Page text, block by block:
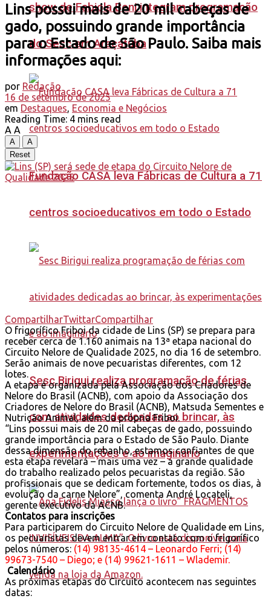
show de Fabiola Beni integram programação
do Sesc em Araçatuba
Fundação CASA leva Fábricas de Cultura a 71
centros socioeducativos em todo o Estado
Sesc Birigui realiza programação de férias
com atividades dedicadas ao brincar, às
experimentações e ao imaginário
Lins possui mais de 20 mil cabeças de
gado, possuindo grande importância
para o Estado de São Paulo. Saiba mais
informações aqui:
por Redação
16 de setembro de 2025
em Destaques, Economia e Negócios
Reading Time: 4 mins read
A A
A
A
Reset
CompartilharTwittarCompartilhar
O frigorífico Friboi da cidade de Lins (SP) se prepara para
receber cerca de 1.160 animais na 13ª etapa nacional do
Circuito Nelore de Qualidade 2025, no dia 16 de setembro.
Serão animais de nove pecuaristas diferentes, com 12
lotes.
A etapa é organizada pela Associação dos Criadores de
Nelore do Brasil (ACNB), com apoio da Associação dos
Criadores de Nelore do Brasil (ACNB), Matsuda Sementes e
Nutrição Animal, além da própria Friboi.
“Lins possui mais de 20 mil cabeças de gado, possuindo
grande importância para o Estado de São Paulo. Diante
dessa dimensão do rebanho, estamos confiantes de que
esta etapa revelará – mais uma vez – a grande qualidade
do trabalho realizado pelos pecuaristas da região. São
profissionais que se dedicam fortemente, todos os dias, à
evolução da carne Nelore”, comenta André Locateli,
gerente executivo da ACNB.
Contatos para inscrições
Para participarem do Circuito Nelore de Qualidade em Lins,
os pecuaristas devem entrar em contato com o frigorífico
pelos números: (14) 98135-4614 – Leonardo Ferri; (14)
99673-7540 – Diego; e (14) 99621-1611 – Wlademir.
Calendário
As próximas etapas do Circuito acontecem nas seguintes
datas: